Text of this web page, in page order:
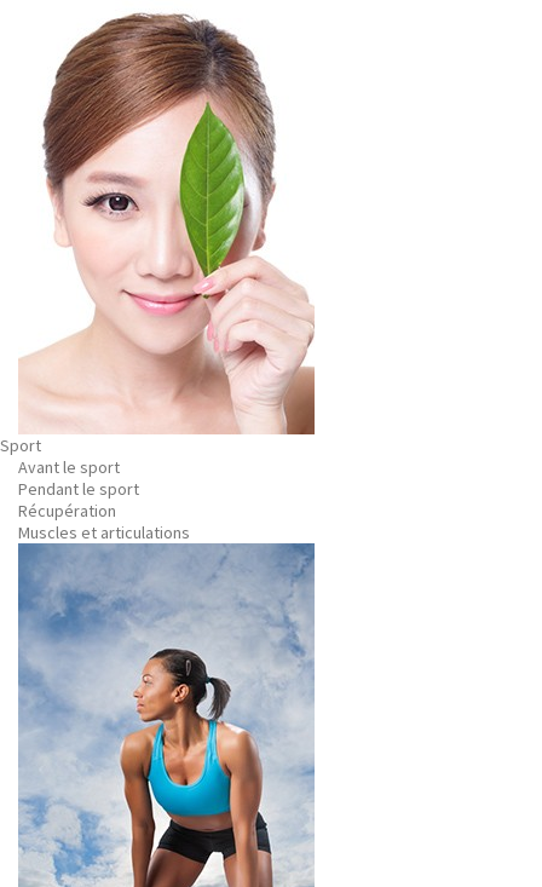
Sport
Avant le sport
Pendant le sport
Récupération
Muscles et articulations